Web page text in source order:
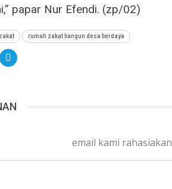
papar Nur Efendi. (zp/02)
rumah zakat bangun desa berdaya
email kami rahasiakan